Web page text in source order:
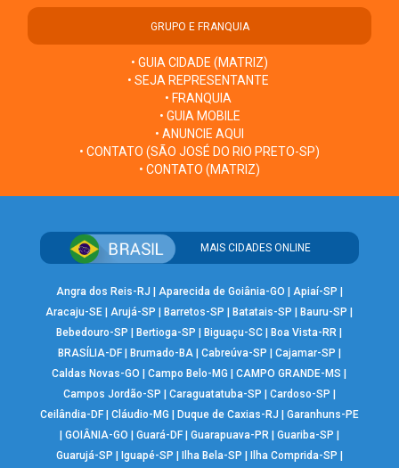
GRUPO E FRANQUIA
• GUIA CIDADE (MATRIZ)
• SEJA REPRESENTANTE
• FRANQUIA
• GUIA MOBILE
• ANUNCIE AQUI
• CONTATO (SÃO JOSÉ DO RIO PRETO-SP)
• CONTATO (MATRIZ)
MAIS CIDADES ONLINE
Angra dos Reis-RJ | Aparecida de Goiânia-GO | Apiaí-SP |
Aracaju-SE | Arujá-SP |Barretos-SP |Batatais-SP |Bauru-SP |
Bebedouro-SP |Bertioga-SP |Biguaçu-SC |Boa Vista-RR |
BRASÍLIA-DF| Brumado-BA| Cabreúva-SP | Cajamar-SP |
Caldas Novas-GO |Campo Belo-MG |CAMPO GRANDE-MS |
Campos Jordão-SP | Caraguatatuba-SP | Cardoso-SP |
Ceilândia-DF| Cláudio-MG | Duque de Caxias-RJ | Garanhuns-PE
| GOIÂNIA-GO | Guará-DF| Guarapuava-PR | Guariba-SP |
Guarujá-SP | Iguapé-SP | Ilha Bela-SP | Ilha Comprida-SP |